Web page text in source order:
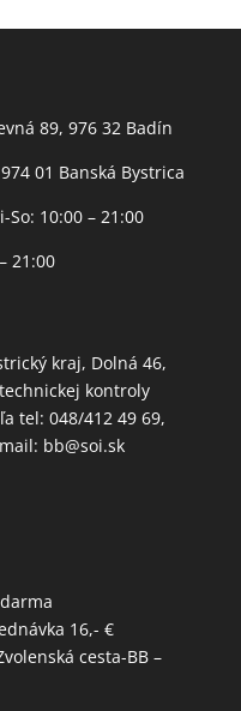
89, 976 32 Badín
01 Banská Bystrica
So: 10:00 – 21:00
21:00
kraj, Dolná 46,
kontroly
tel: 048/412 49 69,
bb@soi.sk
16,- €
cesta-BB –